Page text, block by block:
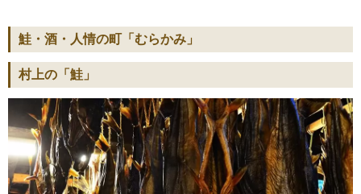
鮭・酒・人情の町「むらかみ」
村上の「鮭」